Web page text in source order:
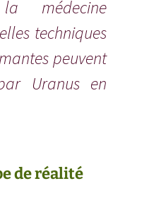
médecine
techniques
peuvent
Uranus en
de réalité